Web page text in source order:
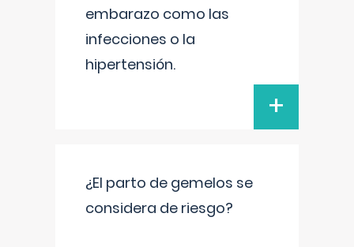
embarazo como las
infecciones o la
hipertensión.
+
¿El parto de gemelos se
considera de riesgo?